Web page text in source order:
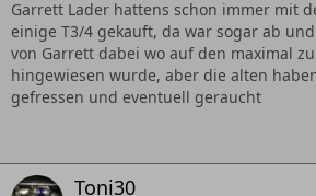
the turbo.
The use of an oil restrictor can (but not
that you have the proper oil flow/
turbocharger, as well as extract the
Garrett Lader hattens schon immer mit
einige T3/4 gekauft, da war sogar ab
von Garrett dabei wo auf den maximal
hingewiesen wurde, aber die alten
gefressen und eventuell geraucht
Toni30